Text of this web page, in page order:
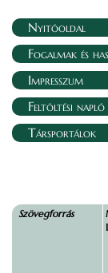
Nyitóoldal
Fogalmak és
Impresszum
Feltöltési napló
Társportálok
Szövegforrás